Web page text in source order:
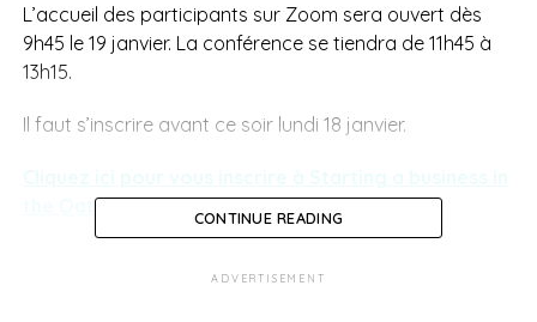
L’accueil des participants sur Zoom sera ouvert dès
9h45 le 19 janvier. La conférence se tiendra de 11h45 à
13h15.
Il faut s’inscrire avant ce soir lundi 18 janvier.
the Qatari Free Zones.CONTINUE READING
ADVERTISEMENT